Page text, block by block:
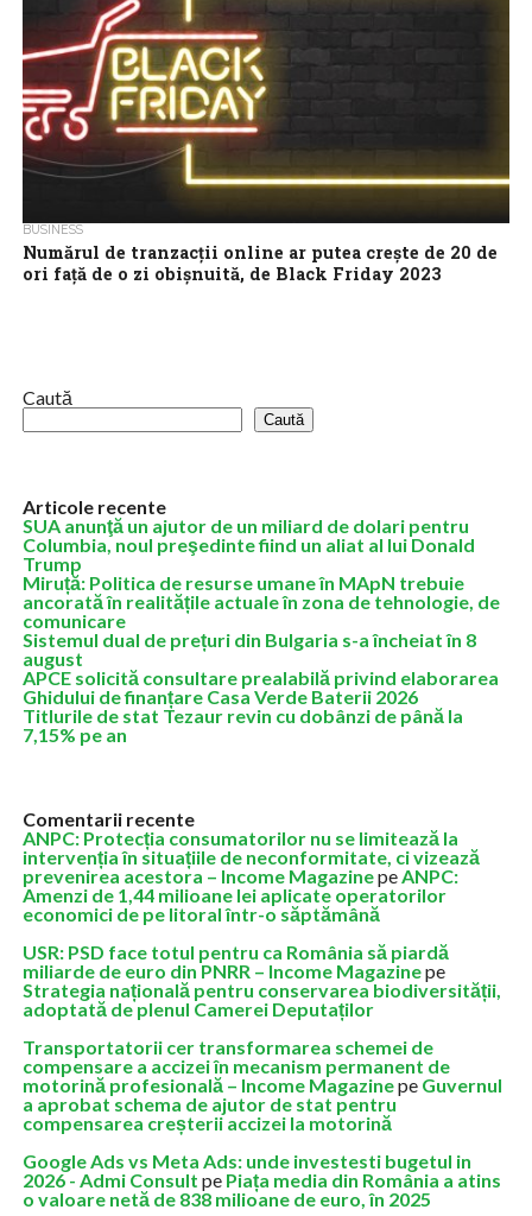
BUSINESS
Numărul de tranzacţii online ar putea creşte de 20 de
ori faţă de o zi obişnuită, de Black Friday 2023
Caută
Caută
Articole recente
SUA anunţă un ajutor de un miliard de dolari pentru
Columbia, noul preşedinte fiind un aliat al lui Donald
Trump
Miruță: Politica de resurse umane în MApN trebuie
ancorată în realitățile actuale în zona de tehnologie, de
comunicare
Sistemul dual de prețuri din Bulgaria s-a încheiat în 8
august
APCE solicită consultare prealabilă privind elaborarea
Ghidului de finanțare Casa Verde Baterii 2026
Titlurile de stat Tezaur revin cu dobânzi de până la
7,15% pe an
Comentarii recente
ANPC: Protecția consumatorilor nu se limitează la
intervenția în situațiile de neconformitate, ci vizează
prevenirea acestora – Income MagazinepeANPC:
Amenzi de 1,44 milioane lei aplicate operatorilor
economici de pe litoral într-o săptămână
USR: PSD face totul pentru ca România să piardă
miliarde de euro din PNRR – Income Magazinepe
Strategia națională pentru conservarea biodiversității,
adoptată de plenul Camerei Deputaților
Transportatorii cer transformarea schemei de
compensare a accizei în mecanism permanent de
motorină profesională – Income Magazinepe Guvernul
a aprobat schema de ajutor de stat pentru
compensarea creșterii accizei la motorină
Google Ads vs Meta Ads: unde investesti bugetul in
2026 - Admi Consult pe Piața media din România a atins
o valoare netă de 838 milioane de euro, în 2025